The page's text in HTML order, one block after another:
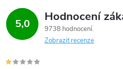
i
s
u
5,0 Hodnocení
9738 hodnocení
Zobrazit recenze